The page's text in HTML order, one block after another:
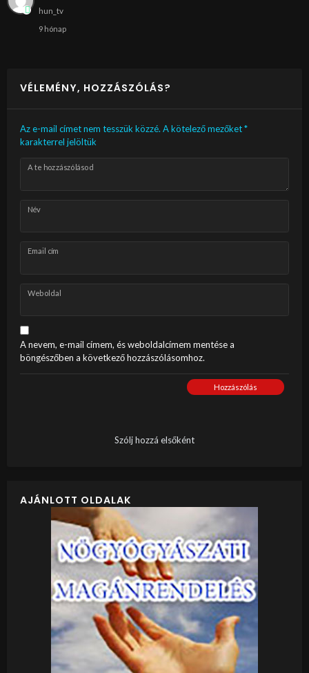
hun_tv
9 hónap
VÉLEMÉNY, HOZZÁSZÓLÁS?
Az e-mail címet nem tesszük közzé. A kötelező mezőket*
karakterrel jelöltük
A te hozzászólásod
Név
Email cím
Weboldal
A nevem, e-mail címem, és weboldalcímem mentése a
böngészőben a következő hozzászólásomhoz.
Hozzászólás
Szólj hozzá elsőként
AJÁNLOTT OLDALAK